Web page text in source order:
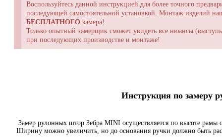
Воспользуйтесь данной инструкцией для более точного
последующей самостоятельной установкой. Монтаж изделий
БЕСПЛАТНОГО замера!
Только опытный замерщик сможет увидеть все нюансы
при последующих производстве и монтаже!
Инструкция по
Замер рулонных штор Зебра MINI осуществляется по высоте
Ширину можно увеличить, но до основания ручки должно быть